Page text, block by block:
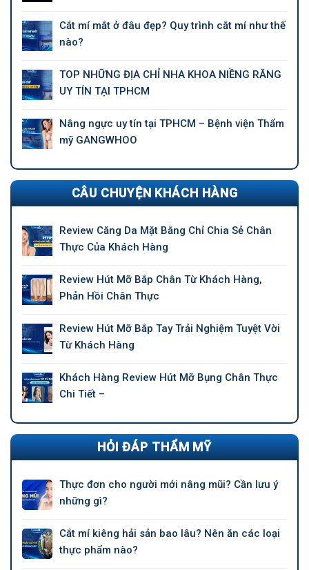
Cắt mí mắt ở đâu đẹp? Quy trình cắt mí như thế
nào?
TOP NHỮNG ĐỊA CHỈ NHA KHOA NIỀNG RĂNG
UY TÍN TẠI TPHCM
Nâng ngực uy tín tại TPHCM – Bệnh viện Thẩm
mỹ GANGWHOO
CÂU CHUYỆN KHÁCH HÀNG
Review Căng Da Mặt Bằng Chỉ Chia Sẻ Chân
Thực Của Khách Hàng
Review Hút Mỡ Bắp Chân Từ Khách Hàng,
Phản Hồi Chân Thực
Review Hút Mỡ Bắp Tay Trải Nghiệm Tuyệt Vời
Từ Khách Hàng
Khách Hàng Review Hút Mỡ Bụng Chân Thực
Chi Tiết –
HỎI ĐÁP THẨM MỸ
Thực đơn cho người mới nâng mũi? Cần lưu ý
những gì?
Cắt mí kiêng hải sản bao lâu? Nên ăn các loại
thực phẩm nào?